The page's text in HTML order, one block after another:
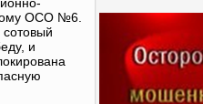
ОСО №6.
и